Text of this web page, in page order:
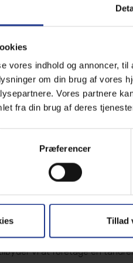
vores indhold og annoncer,
om din brug af vores
Vores partnere
fra din brug af deres
Præferencer
Tillad
arbejde. Hvis der
lade sig gøre. I dette
mest
uddannet fagpersonale
sygdomsstatus, når
muligt af bedøvelsen,
med
vi at foretage en